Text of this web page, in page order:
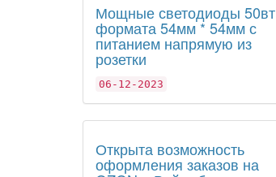
Мощные светодиоды 50вт
формата 54мм * 54мм с
питанием напрямую из
розетки
06-12-2023
Открыта возможность
оформления заказов на